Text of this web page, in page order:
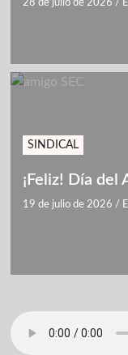
28 de julio de 2026 /
SINDICAL
¡Feliz! Día del
19 de julio de 2026 /